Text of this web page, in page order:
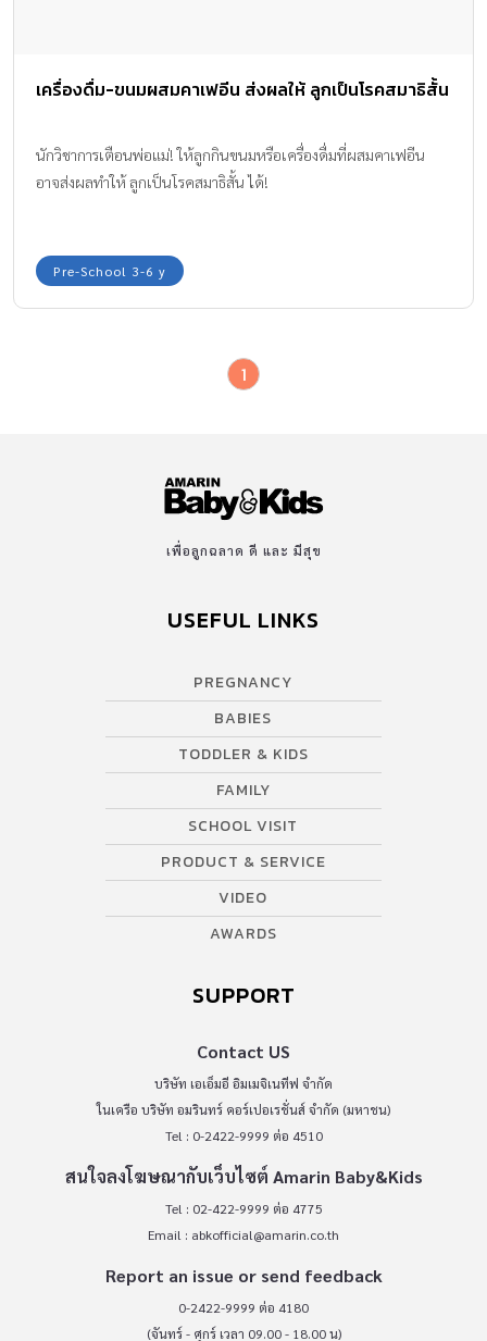
เครื่องดื่ม-ขนมผสมคาเฟอีน ส่งผลให้ ลูกเป็นโรคสมาธิสั้น
นักวิชาการเตือนพ่อแม่! ให้ลูกกินขนมหรือเครื่องดื่มที่ผสมคาเฟอีน
อาจส่งผลทำให้ ลูกเป็นโรคสมาธิสั้น ได้!
Pre-School 3-6 y
1
เพื่อลูกฉลาด ดี และ มีสุข
USEFUL LINKS
PREGNANCY
BABIES
TODDLER & KIDS
FAMILY
SCHOOL VISIT
PRODUCT & SERVICE
VIDEO
AWARDS
SUPPORT
Contact US
บริษัท เอเอ็มอี อิมเมจิเนทีฟ จำกัด
ในเครือ บริษัท อมรินทร์ คอร์เปอเรชั่นส์ จำกัด (มหาชน)
Tel : 0-2422-9999 ต่อ 4510
สนใจลงโฆษณากับเว็บไซต์ Amarin Baby&Kids
Tel : 02-422-9999 ต่อ 4775
Email : abkofficial@amarin.co.th
Report an issue or send feedback
0-2422-9999 ต่อ 4180
(จันทร์ - ศุกร์ เวลา 09.00 - 18.00 น)